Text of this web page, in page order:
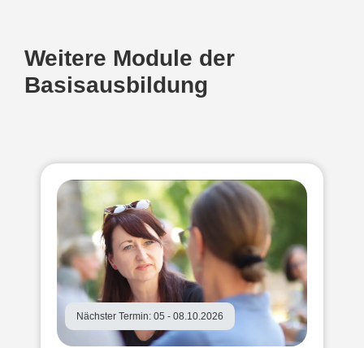
Weitere Module der
Basisausbildung
Nächster Termin: 05 - 08.10.2026